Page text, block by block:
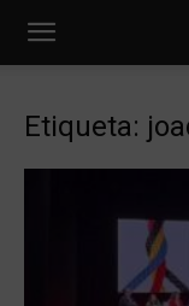
Etiqueta: